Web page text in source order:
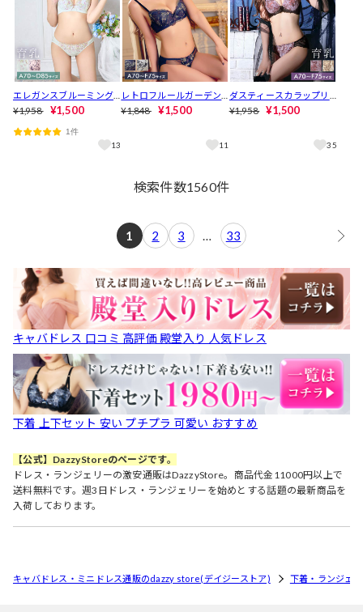
エレガンスブルーミング
育乳ブラジャー&フルバッ
¥1,958 ¥1,500
1件
13
レトロフルールガーデン
ブラジャー&フルバックシ
¥1,848 ¥1,500
11
ダスティースカラップリ
リー育乳ブラジャー&バッ
¥1,958 ¥1,500
35
検索件数1560件
1 2 3 … 33
キャバドレス 口コミ 高評価 殿堂入り 人気ドレス
下着 上下セット 安い プチプラ 可愛い おすすめ
【公式】DazzyStoreのページです。
ドレス・ランジェリーの激安通販はDazzyStore。商品代金11000円以上で
送料無料です。週3日ドレス・ランジェリーを始めとする話題の最新商品を
入荷しております。
キャバドレス・ミニドレス通販のdazzy store(デイジーストア) 下着・ランジェ